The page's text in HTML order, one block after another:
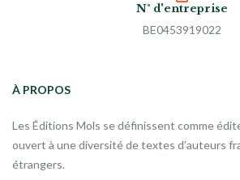
N° d'entreprise
BE0453919022
À PROPOS
Les Éditions Mols se définissent comme
ouvert à une diversité de textes d’auteurs
étrangers.